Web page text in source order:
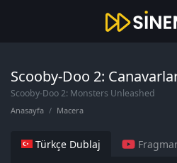
Scooby-Doo 2:
Scooby-Doo 2: Monsters Unleashed
Anasayfa Macera
Türkçe Dublaj